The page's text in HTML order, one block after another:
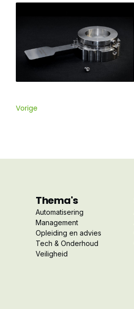
Vorige
Thema's
Automatisering
Management
Opleiding en advies
Tech & Onderhoud
Veiligheid